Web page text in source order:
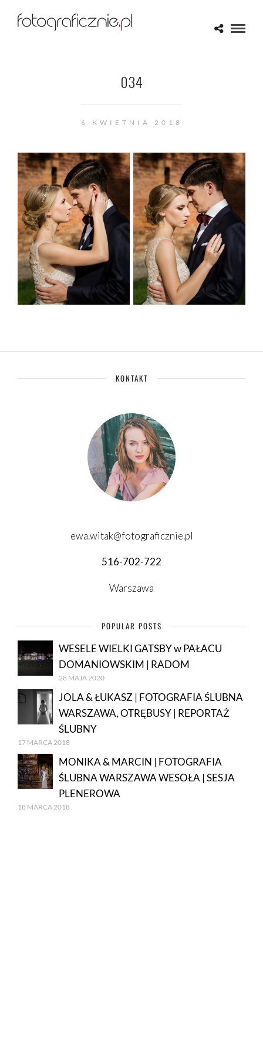
034
6 KWIETNIA 2018
KONTAKT
ewa.witak@fotograficznie.pl
516-702-722
Warszawa
POPULAR POSTS
WESELE WIELKI GATSBY w PAŁACU
DOMANIOWSKIM | RADOM
28 MAJA 2020
JOLA & ŁUKASZ | FOTOGRAFIA ŚLUBNA
WARSZAWA, OTRĘBUSY | REPORTAŻ
ŚLUBNY
17 MARCA 2018
MONIKA & MARCIN | FOTOGRAFIA
ŚLUBNA WARSZAWA WESOŁA | SESJA
PLENEROWA
18 MARCA 2018